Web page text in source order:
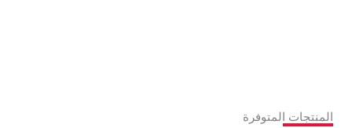
المنتجات المتوفرة